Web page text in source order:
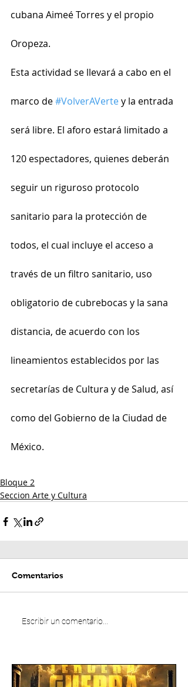
cubana Aimeé Torres y el propio
Oropeza.
Esta actividad se llevará a cabo en el
marco de #VolverAVerte y la entrada
será libre. El aforo estará limitado a
120 espectadores, quienes deberán
seguir un riguroso protocolo
sanitario para la protección de
todos, el cual incluye el acceso a
través de un filtro sanitario, uso
obligatorio de cubrebocas y la sana
distancia, de acuerdo con los
lineamientos establecidos por las
secretarías de Cultura y de Salud, así
como del Gobierno de la Ciudad de
México.
Bloque 2
Seccion Arte y Cultura
Comentarios
Escribir un comentario...